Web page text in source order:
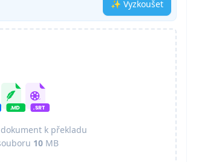
✨ Vyzkoušet
k překladu
10 MB